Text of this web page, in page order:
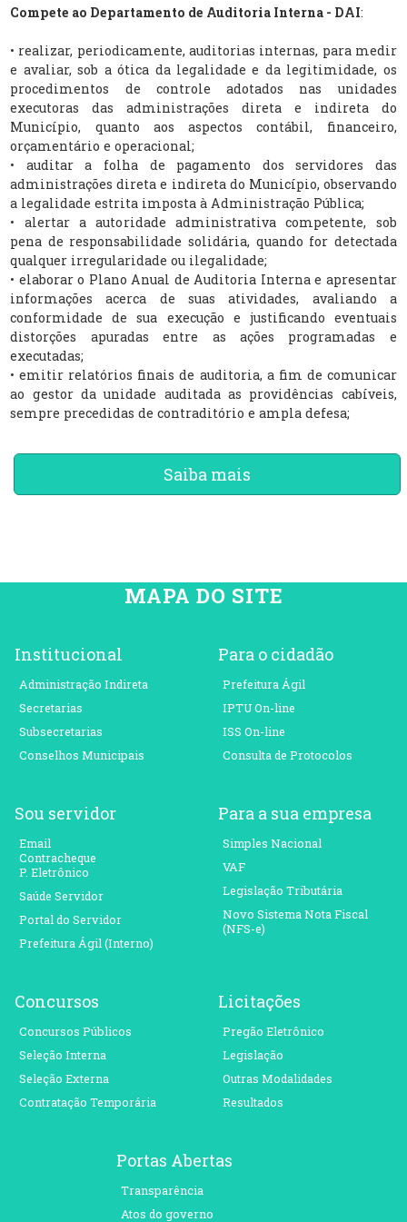
Compete ao Departamento de Auditoria Interna - DAI:
• realizar, periodicamente, auditorias internas, para medir
e avaliar, sob a ótica da legalidade e da legitimidade, os
procedimentos de controle adotados nas unidades
executoras das administrações direta e indireta do
Município, quanto aos aspectos contábil, financeiro,
orçamentário e operacional;
• auditar a folha de pagamento dos servidores das
administrações direta e indireta do Município, observando
a legalidade estrita imposta à Administração Pública;
• alertar a autoridade administrativa competente, sob
pena de responsabilidade solidária, quando for detectada
qualquer irregularidade ou ilegalidade;
• elaborar o Plano Anual de Auditoria Interna e apresentar
informações acerca de suas atividades, avaliando a
conformidade de sua execução e justificando eventuais
distorções apuradas entre as ações programadas e
executadas;
• emitir relatórios finais de auditoria, a fim de comunicar
ao gestor da unidade auditada as providências cabíveis,
sempre precedidas de contraditório e ampla defesa;
Saiba mais
MAPA DO SITE
Institucional
Administração Indireta
Secretarias
Subsecretarias
Conselhos Municipais
Para o cidadão
Prefeitura Ágil
IPTU On-line
ISS On-line
Consulta de Protocolos
Sou servidor
Email
Contracheque
P. Eletrônico
Saúde Servidor
Portal do Servidor
Prefeitura Ágil (Interno)
Para a sua empresa
Simples Nacional
VAF
Legislação Tributária
Novo Sistema Nota Fiscal
(NFS-e)
Concursos
Concursos Públicos
Seleção Interna
Seleção Externa
Contratação Temporária
Licitações
Pregão Eletrônico
Legislação
Outras Modalidades
Resultados
Portas Abertas
Transparência
Atos do governo